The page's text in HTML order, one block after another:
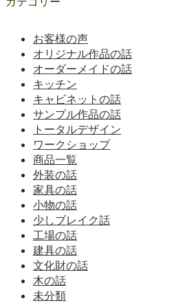
お客様の声
オリジナル作品の話
オーダーメイドの話
キッチン
キャビネットの話
サンプル作品の話
トータルデザイン
ワークショップ
商品一覧
外装の話
家具の話
小物の話
少しブレイク話
工場の話
建具の話
文化財の話
木の話
未分類